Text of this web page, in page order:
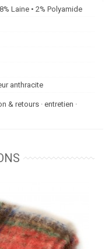
Laine • 2% Polyamide
anthracite
& retours · entretien ·